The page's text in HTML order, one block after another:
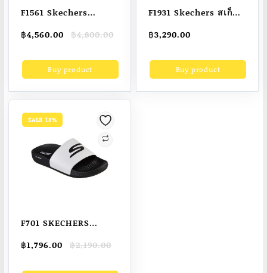
F1561 Skechers
Sport D’Lites 1.0
฿4,800.00
Original
was:
฿4,800.00.
฿4,560.00
Current
is:
฿4,560.00.Buy product
F1931 Skechers สเก็ต
Women GOwalk 7
– 125233-GYPK Air-
฿3,290.00
Buy product
SALE 18%
F701 SKECHERS
Deriver Men’s
฿2,190.00
Original
was:
฿1,796.00
Current
is: